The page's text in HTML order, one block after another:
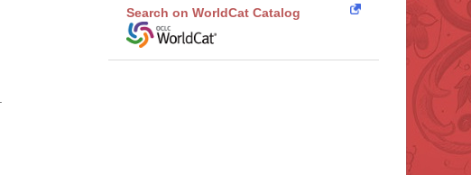
Search on WorldCat Catalog